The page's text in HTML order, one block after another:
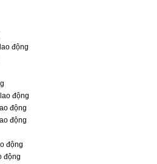
động
động
động
động
động
động